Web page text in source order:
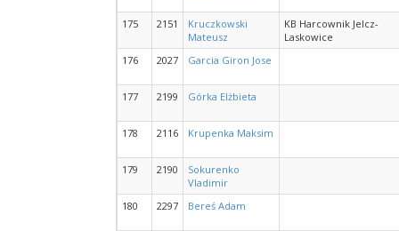
175 2151
Kruczkowski
Mateusz
KB Harcownik Jelcz-
Laskowice
176
2027 Garcia Giron Jose
177 2199 Górka Elżbieta
178 2116 Krupenka Maksim
179 2190
Sokurenko
Vladimir
180
2297 Bereś Adam